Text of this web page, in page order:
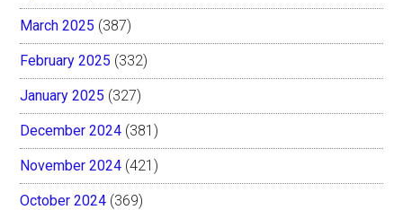
March 2025 (387)
February 2025 (332)
January 2025 (327)
December 2024 (381)
November 2024 (421)
October 2024 (369)